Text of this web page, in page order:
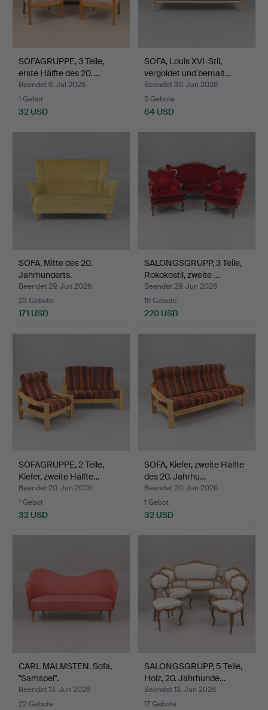
SOFAGRUPPE, 3 Teile,
erste Hälfte des 20. …
Beendet 6. Jul 2026
1 Gebot
32 USD
SOFA, Louis XVI-Stil,
vergoldet und bemalt…
Beendet 30. Jun 2026
5 Gebote
64 USD
SOFA, Mitte des 20.
Jahrhunderts.
Beendet 29. Jun 2026
23 Gebote
171 USD
SALONGSGRUPP, 3 Teile,
Rokokostil, zweite …
Beendet 29. Jun 2026
19 Gebote
220 USD
SOFAGRUPPE, 2 Teile,
Kiefer, zweite Hälfte…
Beendet 20. Jun 2026
1 Gebot
32 USD
SOFA, Kiefer, zweite Hälfte
des 20. Jahrhu…
Beendet 20. Jun 2026
1 Gebot
32 USD
CARL MALMSTEN. Sofa,
"Samspel".
Beendet 13. Jun 2026
22 Gebote
SALONGSGRUPP, 5 Teile,
Holz, 20. Jahrhunde…
Beendet 13. Jun 2026
17 Gebote